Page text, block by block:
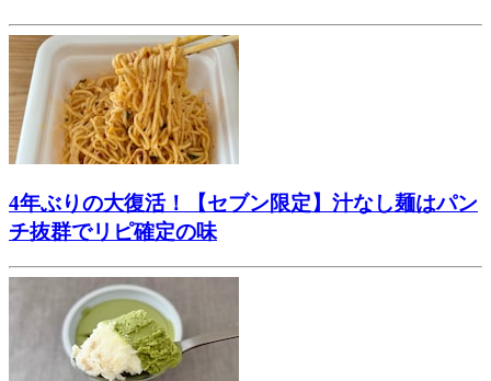
4年ぶりの大復活！【セブン限定】汁なし麺はパン
チ抜群でリピ確定の味